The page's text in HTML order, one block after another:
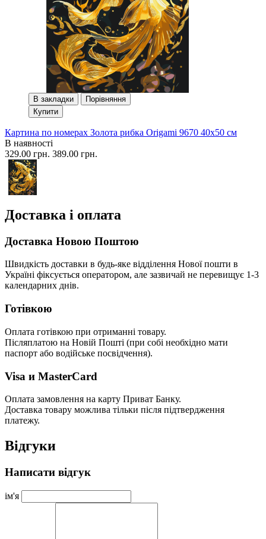
В закладки
Порівняння
Купити
Картина по номерах Золота рибка Origami 9670 40x50 см
В наявності
329.00 грн. 389.00 грн.
Доставка і оплата
Доставка Новою Поштою
Швидкість доставки в будь-яке відділення Нової пошти в
Україні фіксується оператором, але зазвичай не перевищує 1-3
календарних днів.
Готівкою
Оплата готівкою при отриманні товару.
Післяплатою на Новій Пошті (при собі необхідно мати
паспорт або водійське посвідчення).
Visa и MasterCard
Оплата замовлення на карту Приват Банку.
Доставка товару можлива тільки після підтвердження
платежу.
Відгуки
Написати відгук
ім'я